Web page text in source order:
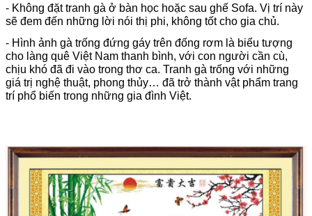
- Không đặt tranh gà ở bàn học hoặc sau ghế Sofa. Vị trí này
sẽ đem đến những lời nói thị phi, không tốt cho gia chủ.
- Hình ảnh gà trống đứng gáy trên đống rơm là biểu tượng
cho làng quê Việt Nam thanh bình, với con người cần cù,
chịu khó đã đi vào trong thơ ca. Tranh gà trống với những
giá trị nghệ thuật, phong thủy… đã trở thành vật phẩm trang
trí phổ biến trong những gia đình Việt.